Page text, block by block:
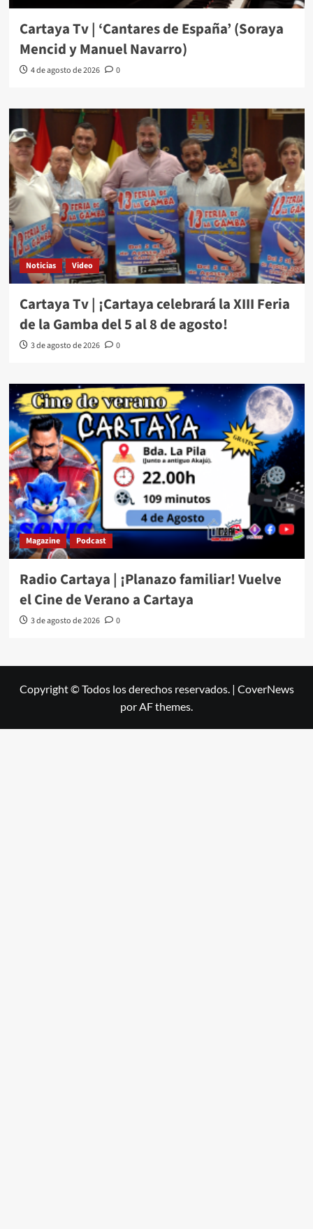
Cartaya Tv | ‘Cantares de España’ (Soraya
Mencid y Manuel Navarro)
4 de agosto de 2026 0
Noticias Video
Cartaya Tv | ¡Cartaya celebrará la XIII Feria
de la Gamba del 5 al 8 de agosto!
3 de agosto de 2026 0
Magazine Podcast
Radio Cartaya | ¡Planazo familiar! Vuelve
el Cine de Verano a Cartaya
3 de agosto de 2026 0
Copyright © Todos los derechos reservados. | CoverNews
por AF themes.